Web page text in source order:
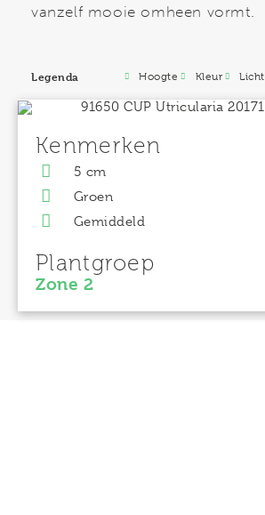
vanzelf mooie omheen vormt.
Legenda Hoogte Kleur Licht
Kenmerken
5 cm
Groen
Gemiddeld
Plantgroep
Zone 2